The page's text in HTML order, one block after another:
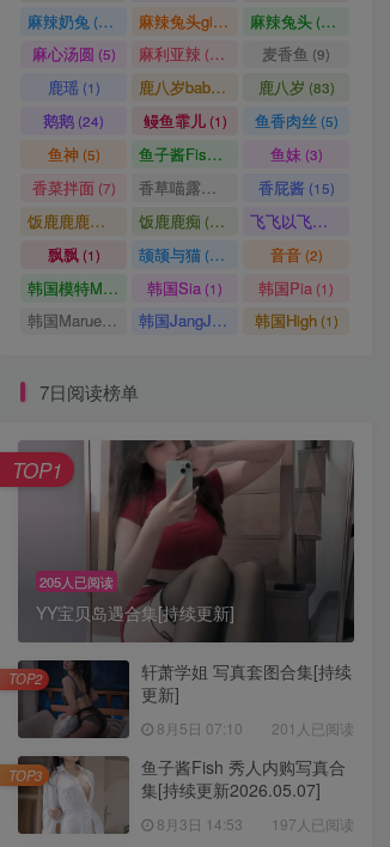
鱼子酱Fish 秀人内购写真合
集[持续更新2026.05.07]
8月3日 14:53 197人已阅读
TOP3
抖音 佐佐酱 微密圈合集[持
疯猫ss – NO.192 致郁JK
[40P-284MB]VIP
8月1日 07:11 189人已阅读
TOP5
[持续更新]
TOP6
麻辣奶兔 (86) 麻辣兔头girl(14)麻辣兔头(28)
麻心汤圆 (5) 麻利亚辣 (94) 麦香鱼 (9)
鹿瑶 (1) 鹿八岁baby(1) 鹿八岁 (83)
鹅鹅 (24) 鳗鱼霏儿(1) 鱼香肉丝 (5)
鱼神 (5) 鱼子酱Fish(6) 鱼妹 (3)
香菜拌面(7) 香草喵露露 香屁酱(15)
饭鹿鹿鹿痴 饭鹿鹿痴 (28) 飞飞以飞飞
飘飘(1) 颉颉与猫(16) 音音(2)
韩国模特Mozzi (1)韩国Sia(1) 韩国Pia (1)
韩国Maruemon (1) 韩国JangJoo 韩国High(1)
7日阅读榜单
205人已阅读
YY宝贝岛遇合集[持续更新]
TOP1
轩萧学姐 写真套图合集[持续
更新]
8月5日 07:10 201人已阅读
TOP2
鱼子酱Fish 秀人内购写真合
集[持续更新2026.05.07]
8月3日 14:53 197人已阅读
TOP3